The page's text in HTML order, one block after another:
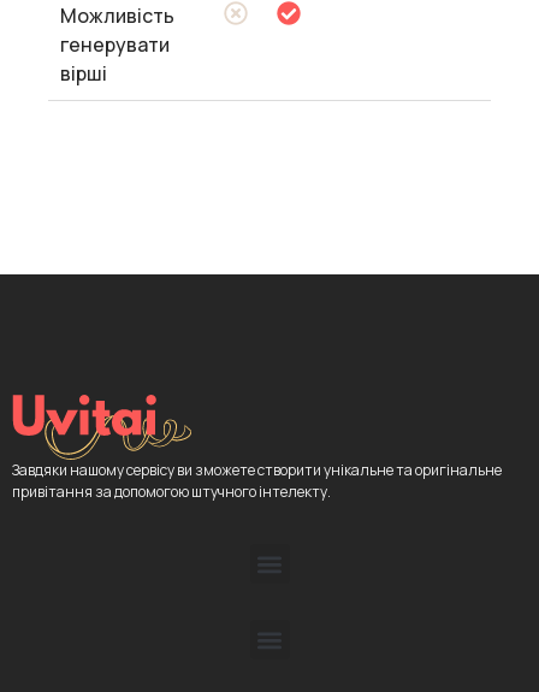
Можливість
генерувати
вірші
Завдяки нашому сервісу ви зможете створити унікальне та оригінальне
привітання за допомогою штучного інтелекту.